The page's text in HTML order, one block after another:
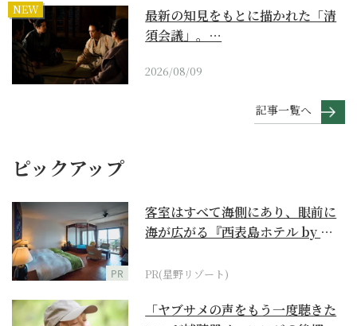
NEW
最新の知見をもとに描かれた「清
須会議」。…
2026/08/09
記事一覧へ
ピックアップ
PR
客室はすべて海側にあり、眼前に
海が広がる『西表島ホテル by 星
PR(星野リゾート)
「ヤブサメの声をもう一度聴きた